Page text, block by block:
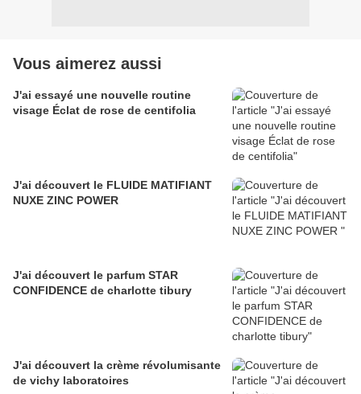
Vous aimerez aussi
J'ai essayé une nouvelle routine
visage Éclat de rose de centifolia
J'ai découvert le FLUIDE MATIFIANT
NUXE ZINC POWER
J'ai découvert le parfum STAR
CONFIDENCE de charlotte tibury
J'ai découvert la crème révolumisante
de vichy laboratoires